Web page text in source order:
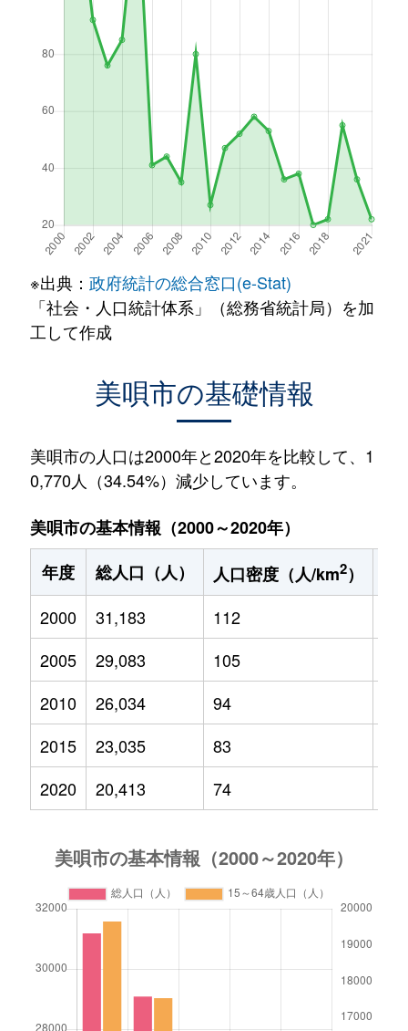
※出典： 政府統計の総合窓口(e-Stat)
「社会・人口統計体系」（総務省統計局）を加
工して作成
美唄市の基礎情報
美唄市の人口は2000年と2020年を比較して、1
0,770人（34.54%）減少しています。
美唄市の基本情報（2000～2020年）
年度
総人口（人） 人口密度（人/km2）
2000
31,183 112
2005
29,083 105
2010
26,034 94
2015
23,035 83
2020
20,413 74